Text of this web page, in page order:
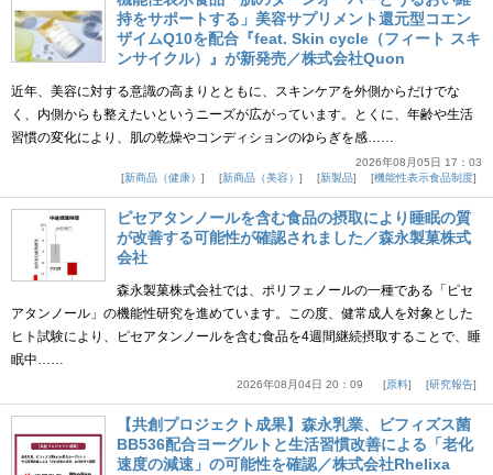
持をサポートする」美容サプリメント還元型コエン
ザイムQ10を配合『feat. Skin cycle（フィート スキ
ンサイクル）』が新発売／株式会社Quon
近年、美容に対する意識の高まりとともに、スキンケアを外側からだけでな
く、内側からも整えたいというニーズが広がっています。とくに、年齢や生活
習慣の変化により、肌の乾燥やコンディションのゆらぎを感……
2026年08月05日 17：03
新商品（健康）
新商品（美容） 新製品 機能性表示食品制度
ピセアタンノールを含む食品の摂取により睡眠の質
が改善する可能性が確認されました／森永製菓株式
会社
森永製菓株式会社では、ポリフェノールの一種である「ピセ
アタンノール」の機能性研究を進めています。この度、健常成人を対象とした
ヒト試験により、ピセアタンノールを含む食品を4週間継続摂取することで、睡
眠中……
2026年08月04日 20：09 原料 研究報告
【共創プロジェクト成果】森永乳業、ビフィズス菌
BB536配合ヨーグルトと生活習慣改善による「老化
速度の減速」の可能性を確認／株式会社Rhelixa